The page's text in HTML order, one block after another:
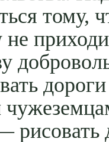
тому,
не
рисовать